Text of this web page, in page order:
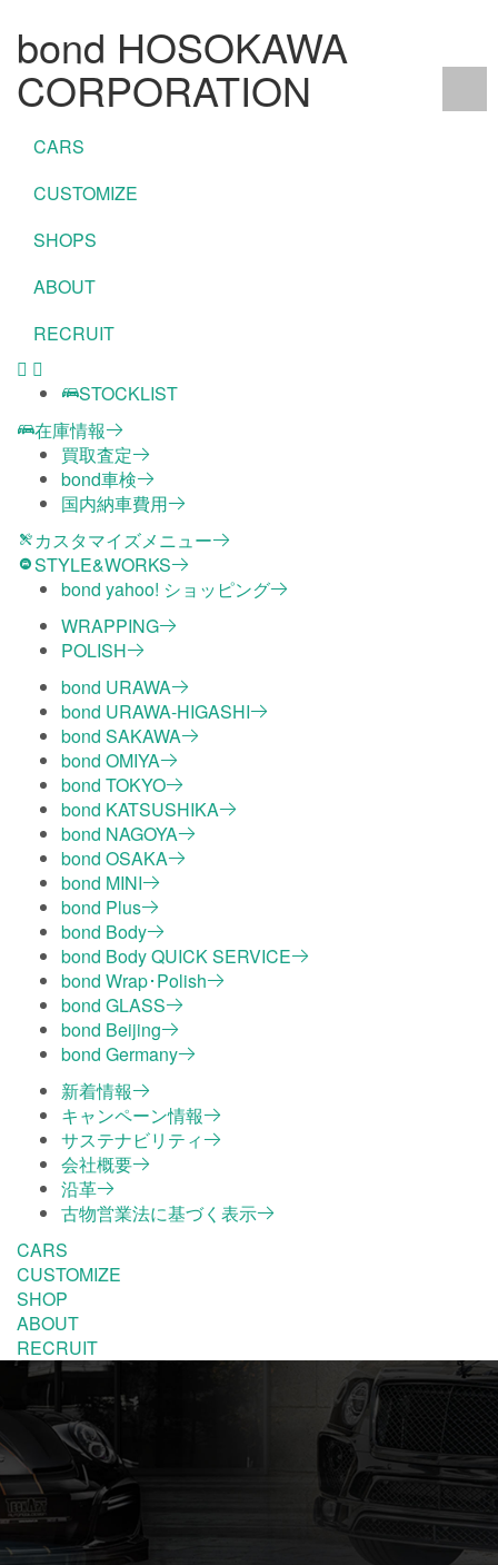
bond HOSOKAWA
CORPORATION
CARS
CUSTOMIZE
SHOPS
ABOUT
RECRUIT
STOCKLIST
在庫情報
買取査定
bond車検
国内納車費用
カスタマイズメニュー
STYLE&WORKS
bond yahoo! ショッピング
WRAPPING
POLISH
bond URAWA
bond URAWA-HIGASHI
bond SAKAWA
bond OMIYA
bond TOKYO
bond KATSUSHIKA
bond NAGOYA
bond OSAKA
bond MINI
bond Plus
bond Body
bond Body QUICK SERVICE
bond Wrap･Polish
bond GLASS
bond Beijing
bond Germany
新着情報
キャンペーン情報
サステナビリティ
会社概要
沿革
古物営業法に基づく表示
CARS
CUSTOMIZE
SHOP
ABOUT
RECRUIT